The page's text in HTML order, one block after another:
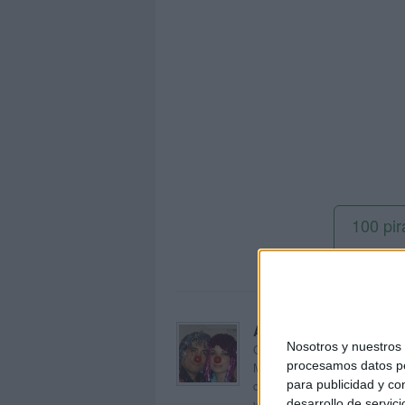
Nosotros y nuestros
procesamos datos
para publicidad y
100
Acerca de
Orientación Andújar no es
Maribel, que además de ser
dentro del blog y en el cual,